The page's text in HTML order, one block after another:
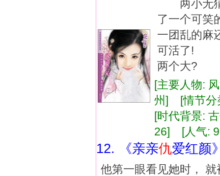
两小无
了一个可
一团乱的
可活了!
两个大?
[主要人物:
州] [情节分
[时代背景:
26] [人气:
12. 《亲亲仇爱红颜
他第一眼看见她时，